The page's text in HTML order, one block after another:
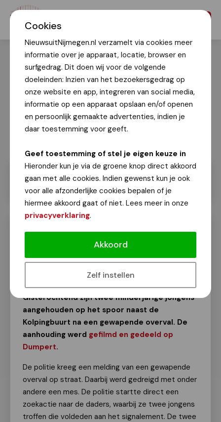
Cookies
NieuwsuitNijmegen.nl verzamelt via cookies meer
informatie over je apparaat, locatie, browser en
surfgedrag. Dit doen wij voor de volgende
doeleinden: Inzien van het bezoekersgedrag op
onze website en app, integreren van social media,
informatie op een apparaat opslaan en/of openen
en persoonlijk gemaakte advertenties, indien je
daar toestemming voor geeft.
Geef toestemming of stel je eigen keuze in
Hieronder kun je via de groene knop direct akkoord
gaan met alle cookies. Indien gewenst kun je ook
voor alle afzonderlijke cookies bepalen of je
hiermee akkoord gaat of niet. Lees meer in onze
privacyverklaring.
Akkoord
Zelf instellen
[Video] Minderjarigen aangehouden
op spoor na gewapende overval
Van onze redactie
Gisterochtend zijn twee minderjarige jongens
aangehouden op het spoor naast de
Kolpingbuurt na een gewapende overval. De
aanhouding werd gefilmd en gedeeld op
Dumpert.
De politie kreeg een melding van een gewapende
overval op straat. Daarbij werd gedreigd met onder
andere een mes. De politie startte direct een
zoekactie naar de daders, waarbij ze twee jongens
troffen die voldeden aan het signalement. De twee